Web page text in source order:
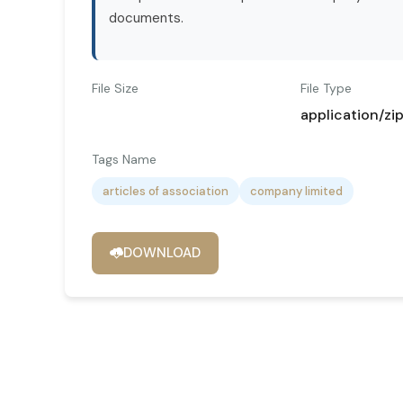
documents.
File Size File Type
application/zip
Tags Name
articles of association company limited
DOWNLOAD